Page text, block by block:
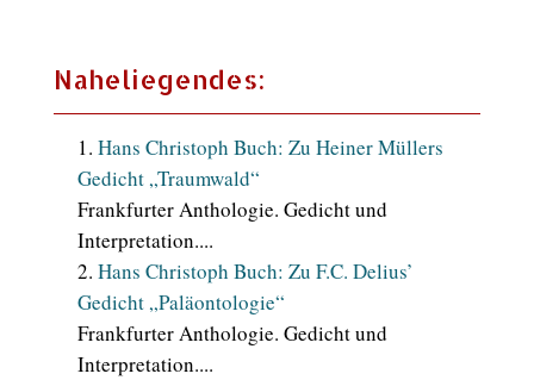
Naheliegendes:
Hans Christoph Buch: Zu Heiner Müllers
Gedicht „Traumwald“
Frankfurter Anthologie. Gedicht und
Interpretation....
Hans Christoph Buch: Zu F.C. Delius’
Gedicht „Paläontologie“
Frankfurter Anthologie. Gedicht und
Interpretation....